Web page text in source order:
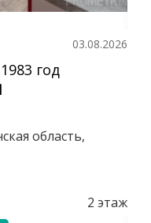
03.08.2026
год
область,
2 этаж